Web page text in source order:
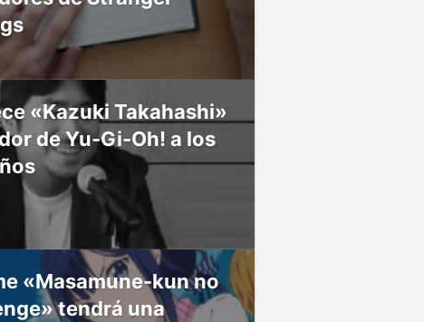
«Kazuki Takahashi»
de Yu-Gi-Oh! a los
«Masamune-kun no
tendrá una